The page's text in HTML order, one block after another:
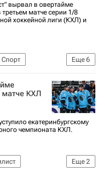
вырвал в овертайме
матче серии 1/8
хоккейной лиги (КХЛ) и
Еще6
Спорт
Хрипунов
2025-2026
матче КХЛ
екатеринбургскому
чемпионата КХЛ.
Еще2